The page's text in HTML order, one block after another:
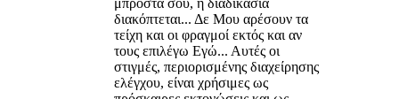
μπροστά σου, η διαδικασία
διακόπτεται... Δε Μου αρέσουν τα
τείχη και οι φραγμοί εκτός και αν
τους επιλέγω Εγώ... Αυτές οι
στιγμές, περιορισμένης διαχείρησης
ελέγχου, είναι χρήσιμες ως